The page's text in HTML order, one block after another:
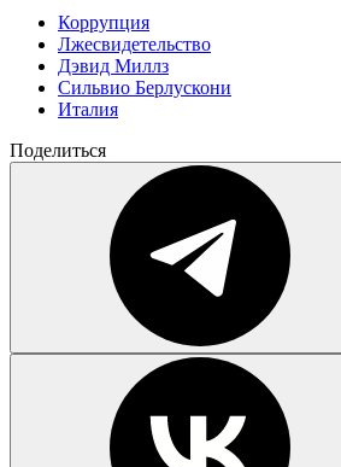
Коррупция
Лжесвидетельство
Дэвид Миллз
Сильвио Берлускони
Италия
Поделиться